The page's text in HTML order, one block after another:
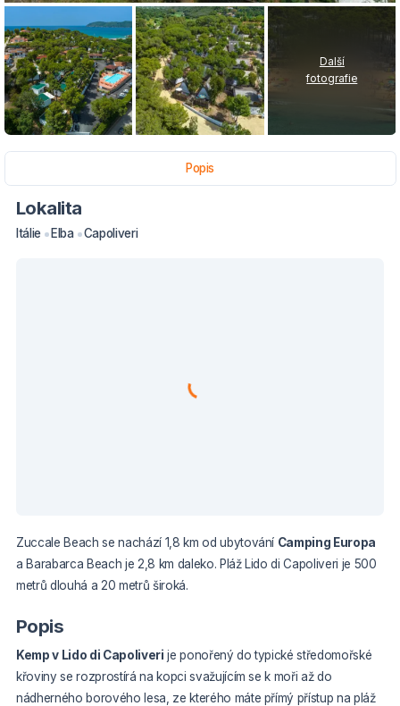
Další
fotografie
Popis
Lokalita
Itálie Elba Capoliveri
Zuccale Beach se nachází 1,8 km od ubytování Camping Europa
a Barabarca Beach je 2,8 km daleko. Pláž Lido di Capoliveri je 500
metrů dlouhá a 20 metrů široká.
Popis
Kemp v Lido di Capoliveri je ponořený do typické středomořské
křoviny se rozprostírá na kopci svažujícím se k moři až do
nádherného borového lesa, ze kterého máte přímý přístup na pláž